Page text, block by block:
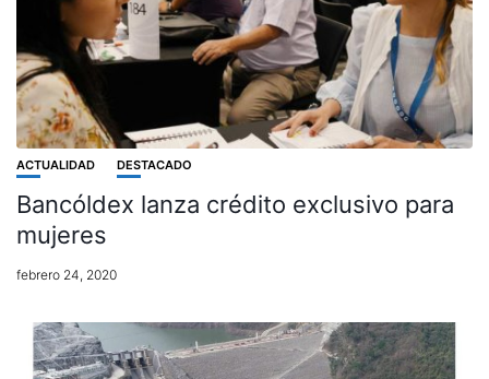
ACTUALIDAD DESTACADO
Bancóldex lanza crédito exclusivo para
mujeres
febrero 24, 2020